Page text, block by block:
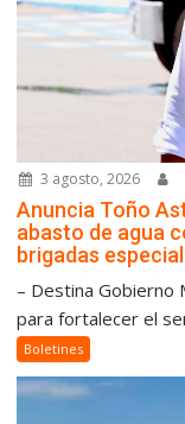
3 agosto, 2026
Anuncia Toño
abasto de agua
brigadas
– Destina Gobierno
para fortalecer el
Boletines